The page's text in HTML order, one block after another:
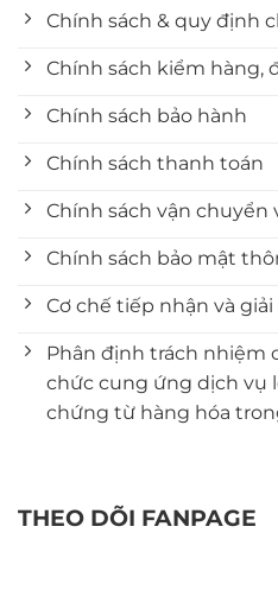
Chính sách & quy định
Chính sách kiểm hàng,
Chính sách bảo hành
Chính sách thanh toán
Chính sách vận chuyển
Chính sách bảo mật
Cơ chế tiếp nhận và
Phân định trách nhiệm
chức cung ứng dịch vụ
chứng từ hàng hóa
THEO DÕI FANPAGE